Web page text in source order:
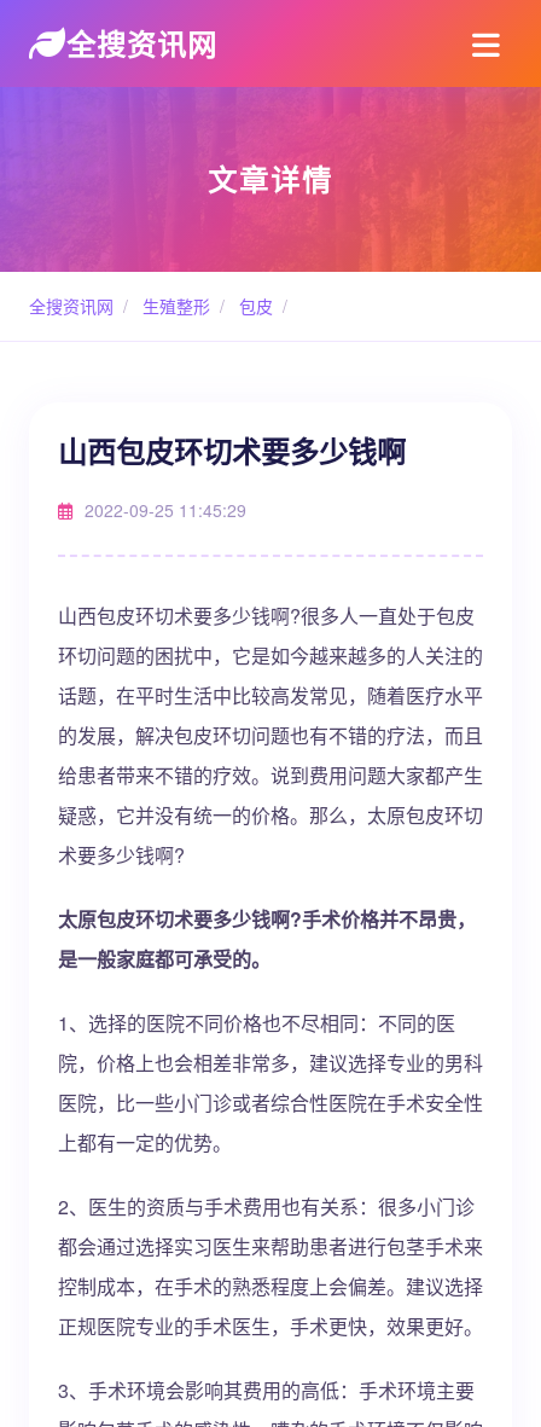
全搜资讯网
文章详情
全搜资讯网 / 生殖整形 / 包皮 /
山西包皮环切术要多少钱啊
2022-09-25 11:45:29
山西包皮环切术要多少钱啊?很多人一直处于包皮
环切问题的困扰中，它是如今越来越多的人关注的
话题，在平时生活中比较高发常见，随着医疗水平
的发展，解决包皮环切问题也有不错的疗法，而且
给患者带来不错的疗效。说到费用问题大家都产生
疑惑，它并没有统一的价格。那么，太原包皮环切
术要多少钱啊?
太原包皮环切术要多少钱啊?手术价格并不昂贵，
是一般家庭都可承受的。
1、选择的医院不同价格也不尽相同：不同的医
院，价格上也会相差非常多，建议选择专业的男科
医院，比一些小门诊或者综合性医院在手术安全性
上都有一定的优势。
2、医生的资质与手术费用也有关系：很多小门诊
都会通过选择实习医生来帮助患者进行包茎手术来
控制成本，在手术的熟悉程度上会偏差。建议选择
正规医院专业的手术医生，手术更快，效果更好。
3、手术环境会影响其费用的高低：手术环境主要